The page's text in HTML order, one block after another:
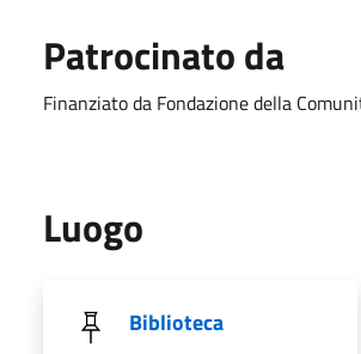
Patrocinato da
Finanziato da Fondazione della
Luogo
Biblioteca